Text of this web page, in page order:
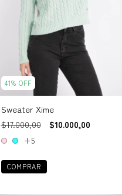
41% OFF
Sweater Xime
$17.000,00 $10.000,00
+5
COMPRAR